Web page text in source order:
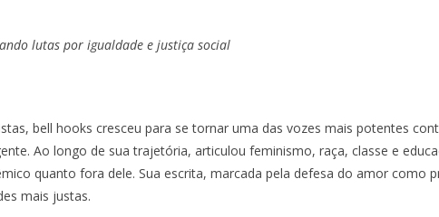
lutas por igualdade e justiça social
bell hooks cresceu para se tornar uma das vozes mais potentes
Ao longo de sua trajetória, articulou feminismo, raça, classe e
quanto fora dele. Sua escrita, marcada pela defesa do amor como
mais justas.